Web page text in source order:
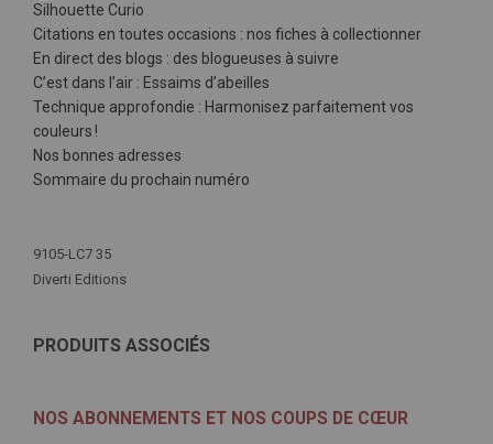
Silhouette Curio
Citations en toutes occasions : nos fiches à collectionner
En direct des blogs : des blogueuses à suivre
C’est dans l’air : Essaims d’abeilles
Technique approfondie : Harmonisez parfaitement vos
couleurs !
Nos bonnes adresses
Sommaire du prochain numéro
d'infos
9105-LC7 35
Diverti Editions
PRODUITS ASSOCIÉS
NOS ABONNEMENTS ET NOS COUPS DE CŒUR